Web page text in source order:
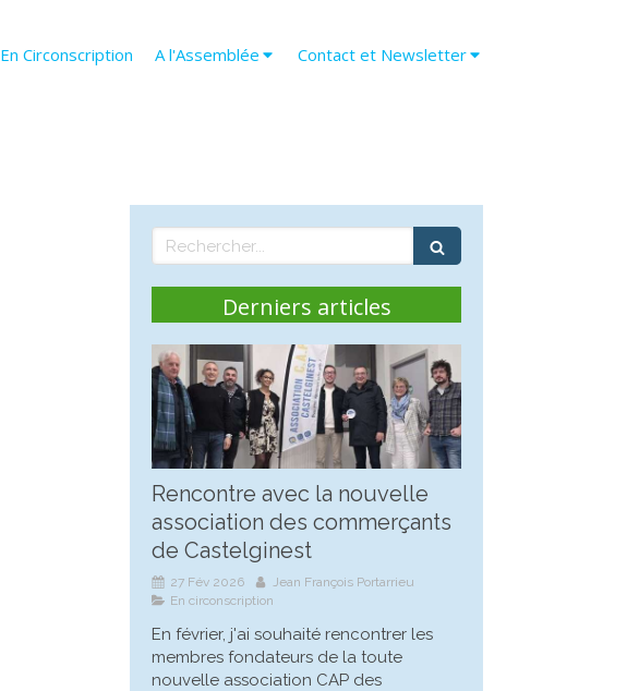
En Circonscription A l'Assemblée Contact et Newsletter
Rechercher
Derniers articles
Rencontre avec la nouvelle
association des commerçants
de Castelginest
27 Fév 2026
Jean François Portarrieu
En circonscription
En février, j'ai souhaité rencontrer les
membres fondateurs de la toute
nouvelle association CAP des